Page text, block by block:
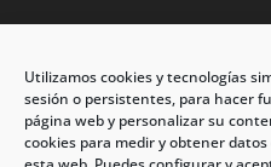
Utilizamos cookies y tecnologías
sesión o persistentes, para hacer
página web y personalizar su
cookies para medir y obtener
Dirección: C/Eleuterio
Oro
CP: 33209, Gijón – Asturias